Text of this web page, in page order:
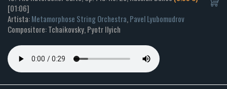
[01:06]
Artista:Metamorphose String Orchestra,Pavel Lyubomudrov
Compositore: Tchaikovsky, Pyotr Ilyich